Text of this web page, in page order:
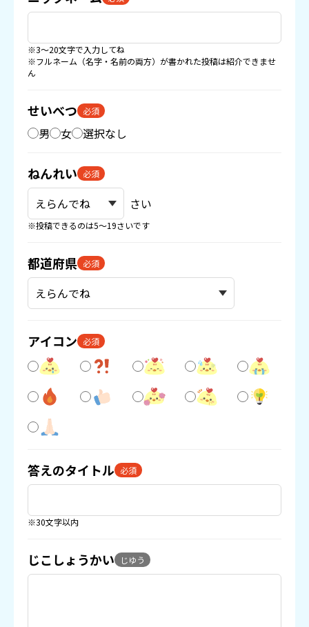
※3〜20文字で入力してね
※フルネーム（名字・名前の両方）が書かれた投稿は紹介できませ
ん
せいべつ 必須
男 女 選択なし
ねんれい 必須
さい
※投稿できるのは5〜19さいです
都道府県 必須
アイコン 必須
答えのタイトル 必須
※30文字以内
じこしょうかい じゆう